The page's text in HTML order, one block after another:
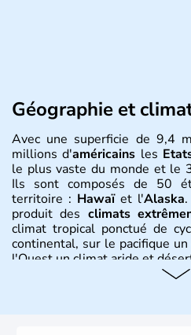
Géographie et
Avec une superficie de 9,4
millions d'américains les
le plus vaste du monde et le
Ils sont composés de 50
territoire : Hawaïet l'Alaska
produit des climats
climat tropical ponctué de
continental, sur le pacifique
l'Ouest un climat aride et